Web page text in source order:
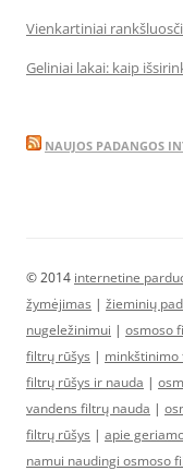
Vienkartiniai
Geliniai lakai: kaip
NAUJOS PADANGOS
© 2014 internetine
žymėjimas | žieminių
nugeležinimui | osmoso
filtrų rūšys |
filtrų rūšys ir nauda |
vandens filtrų nauda |
filtrų rūšys | apie
namui naudingi osmoso